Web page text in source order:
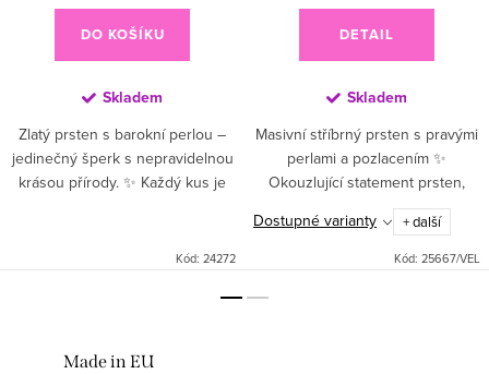
DO KOŠÍKU
Skladem
Zlatý prsten s barokní perlou –
jedinečný šperk s nepravidelnou
krásou přírody. ✨ Každý kus je
výjimečné chvíle...Kód: 24272
DETAIL
Skladem
Masivní stříbrný prsten s pravými
perlami a pozlacením ✨
Okouzlující statement prsten,
který zaujme na první pohled 😍.
Masivní, ale elegantní provedení
ze stříbra je...
Dostupné varianty + další
Kód: 25667/VEL
Made in EU